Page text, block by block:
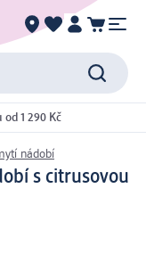
1 290 Kč
nádobí
s citrusovou